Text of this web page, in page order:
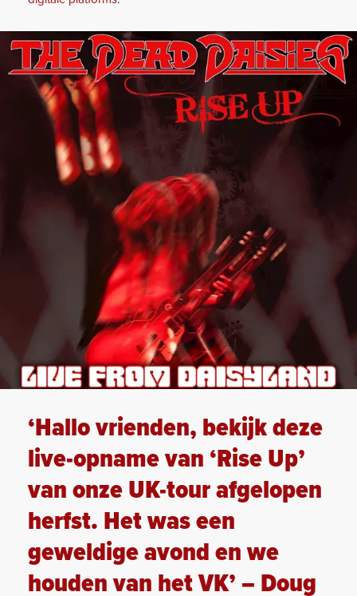
‘Hallo vrienden, bekijk deze
live-opname van ‘Rise Up’
van onze UK-tour afgelopen
herfst. Het was een
geweldige avond en we
houden van het VK’ – Doug